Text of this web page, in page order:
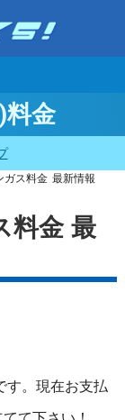
料金
ガス料金 最新情報
料金 最
す。現在お支払